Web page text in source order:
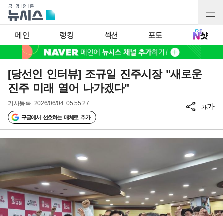
메인 랭킹 섹션 포토
[당선인 인터뷰] 조규일 진주시장 "새로운
진주 미래 열어 나가겠다"
기사등록 2026/06/04 05:55:27
구글에서 선호하는 매체로 추가
가가